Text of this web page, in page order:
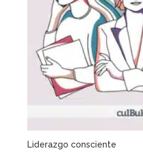
Liderazgo consciente